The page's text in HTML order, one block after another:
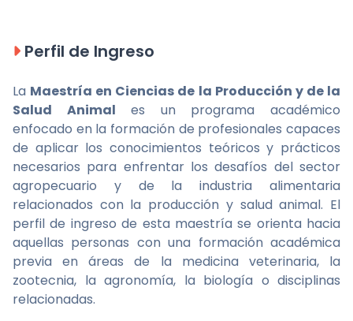
Perfil de Ingreso
La Maestría en Ciencias de la Producción y de la
Salud Animal es un programa académico
enfocado en la formación de profesionales capaces
de aplicar los conocimientos teóricos y prácticos
necesarios para enfrentar los desafíos del sector
agropecuario y de la industria alimentaria
relacionados con la producción y salud animal. El
perfil de ingreso de esta maestría se orienta hacia
aquellas personas con una formación académica
previa en áreas de la medicina veterinaria, la
zootecnia, la agronomía, la biología o disciplinas
relacionadas.